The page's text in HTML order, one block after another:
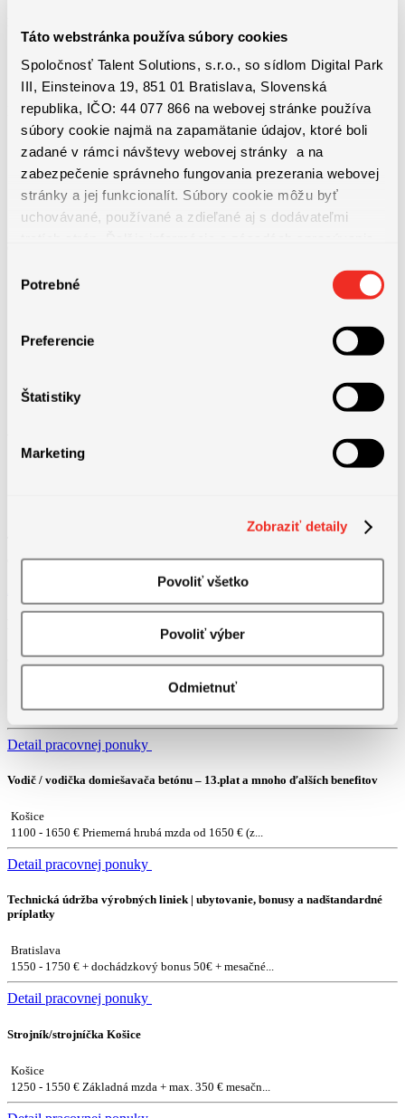
Táto webstránka používa súbory cookies
Spoločnosť Talent Solutions, s.r.o., so sídlom Digital Park
III, Einsteinova 19, 851 01 Bratislava, Slovenská
republika, IČO: 44 077 866 na webovej stránke používa
súbory cookie najmä na zapamätanie údajov, ktoré boli
zadané v rámci návštevy webovej stránky a na
zabezpečenie správneho fungovania prezerania webovej
stránky a jej funkcionalít. Súbory cookie môžu byť
uchovávané, používané a zdieľané aj s dodávateľmi
osobných údajov
súhlasu
Potrebné
Preferencie
Štatistiky
Marketing
Zobraziť detaily
Povoliť všetko
Povoliť výber
Odmietnuť
Požiadavky na uchádzača:
• Ukončené stredoškolské vzdelanie alebo výučný list.
• Schopnosť fyzickej práce v trojzmennej prevádzke, niekedy aj v
• Z dôvodu zákonných obmedzení na manipuláciu s bremenami je
aktuálne ponuky práce a nájdite svoju príležitosť.
Zobraziť pracovné ponuky
Podobné pracovné ponuky
Global Process Owner – Record to Report (m/f)
3800 - 4600 € + 13. plat + výkonnostný bonus
Detail pracovnej ponuky
Vodič / vodička domiešavača betónu – 13.plat a mnoho ďalších benefitov
Košice
1100 - 1650 € Priemerná hrubá mzda od 1650 € (z...
Detail pracovnej ponuky
Technická údržba výrobných liniek | ubytovanie, bonusy a nadštandardné
príplatky
Bratislava
1550 - 1750 € + dochádzkový bonus 50€ + mesačné...
Detail pracovnej ponuky
Strojník/strojníčka Košice
Košice
1250 - 1550 € Základná mzda + max. 350 € mesačn...